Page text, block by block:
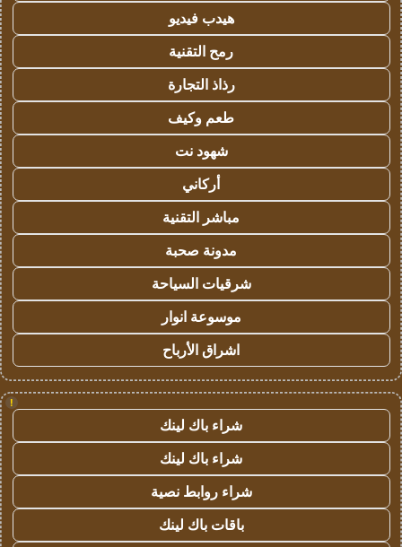
هيدب فيديو
رمح التقنية
رذاذ التجارة
طعم وكيف
شهود نت
أركاني
مباشر التقنية
مدونة صحبة
شرقيات السياحة
موسوعة انوار
اشراق الأرباح
!
شراء باك لينك
شراء باك لينك
شراء روابط نصية
باقات باك لينك